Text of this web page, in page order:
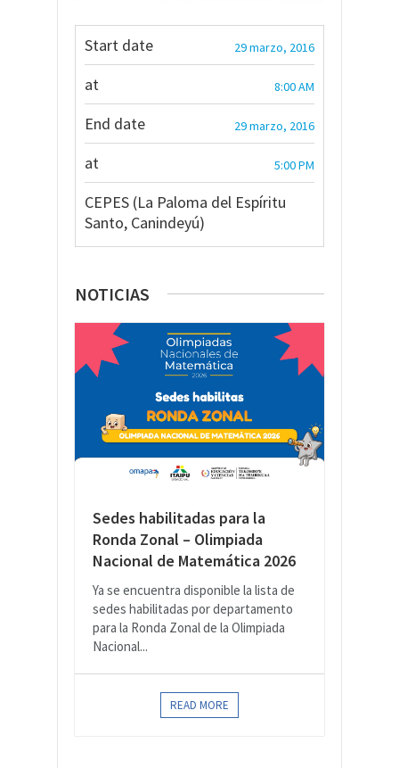
Start date 29 marzo, 2016
at 8:00 AM
End date 29 marzo, 2016
at 5:00 PM
CEPES (La Paloma del Espíritu
Santo, Canindeyú)
NOTICIAS
Sedes habilitadas para la
Ronda Zonal – Olimpiada
Nacional de Matemática 2026
Ya se encuentra disponible la lista de
sedes habilitadas por departamento
para la Ronda Zonal de la Olimpiada
Nacional...
READ MORE